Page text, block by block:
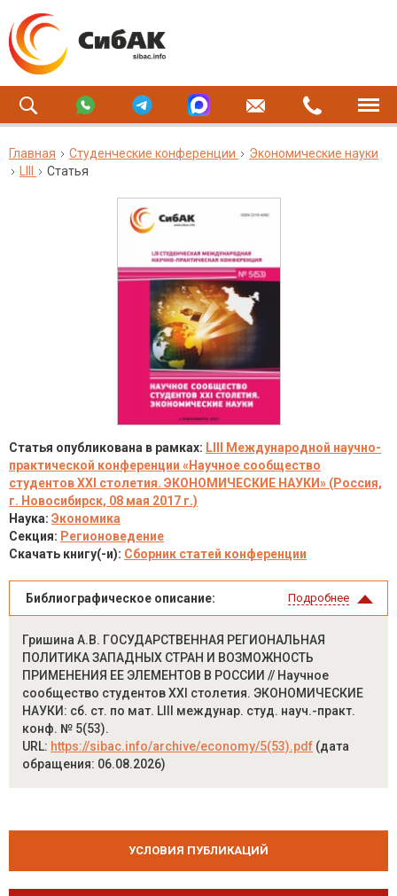
Главная Студенческие конференции
Экономические науки
Статья
Статья опубликована в рамках: LIII Международной научно-
практической конференции «Научное сообщество
студентов XXI столетия. ЭКОНОМИЧЕСКИЕ НАУКИ» (Россия,
г. Новосибирск, 08 мая 2017 г.)
Наука: Экономика
Секция: Регионоведение
Скачать книгу(-и): Сборник статей конференции
Библиографическое описание: Подробнее
Гришина А.В. ГОСУДАРСТВЕННАЯ РЕГИОНАЛЬНАЯ
ПОЛИТИКА ЗАПАДНЫХ СТРАН И ВОЗМОЖНОСТЬ
ПРИМЕНЕНИЯ ЕЕ ЭЛЕМЕНТОВ В РОССИИ // Научное
сообщество студентов XXI столетия. ЭКОНОМИЧЕСКИЕ
НАУКИ: сб. ст. по мат. LIII междунар. студ. науч.-практ.
конф. № 5(53).
URL: https://sibac.info/archive/economy/5(53).pdf (дата
обращения: 06.08.2026)
УСЛОВИЯ ПУБЛИКАЦИЙ